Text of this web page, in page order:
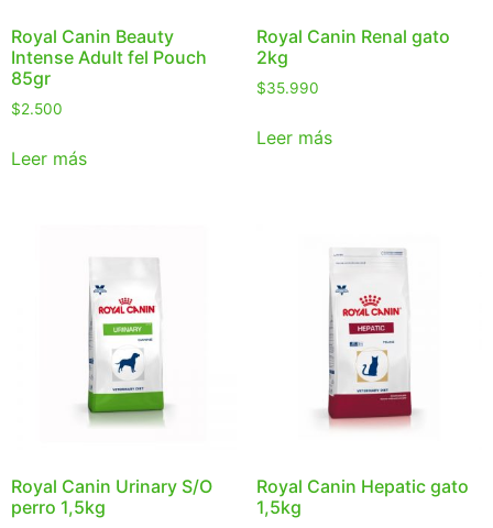
Royal Canin Beauty
Intense Adult fel Pouch
85gr
$2.500
Leer más
Royal Canin Renal gato
2kg
$35.990
Leer más
Royal Canin Urinary S/O
perro 1,5kg
Royal Canin Hepatic gato
1,5kg